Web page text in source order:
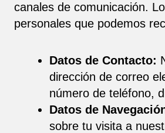
canales de comunicación.
personales que podemos
Datos de Contacto:
dirección de correo
número de teléfono,
Datos de
sobre tu visita a